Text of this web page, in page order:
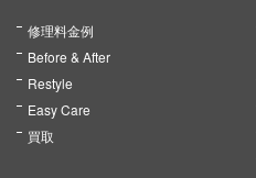
修理料金例
Before & After
Restyle
Easy Care
買取